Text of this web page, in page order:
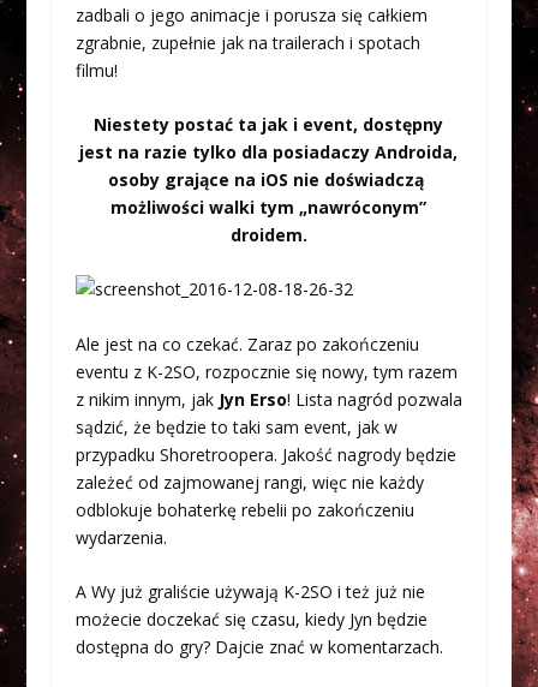
zadbali o jego animacje i porusza się całkiem
zgrabnie, zupełnie jak na trailerach i spotach
filmu!
Niestety postać ta jak i event, dostępny
jest na razie tylko dla posiadaczy Androida,
osoby grające na iOS nie doświadczą
możliwości walki tym „nawróconym”
droidem.
Ale jest na co czekać. Zaraz po zakończeniu
eventu z K-2SO, rozpocznie się nowy, tym razem
z nikim innym, jak Jyn Erso! Lista nagród pozwala
sądzić, że będzie to taki sam event, jak w
przypadku Shoretroopera. Jakość nagrody będzie
zależeć od zajmowanej rangi, więc nie każdy
odblokuje bohaterkę rebelii po zakończeniu
wydarzenia.
A Wy już graliście używają K-2SO i też już nie
możecie doczekać się czasu, kiedy Jyn będzie
dostępna do gry? Dajcie znać w komentarzach.